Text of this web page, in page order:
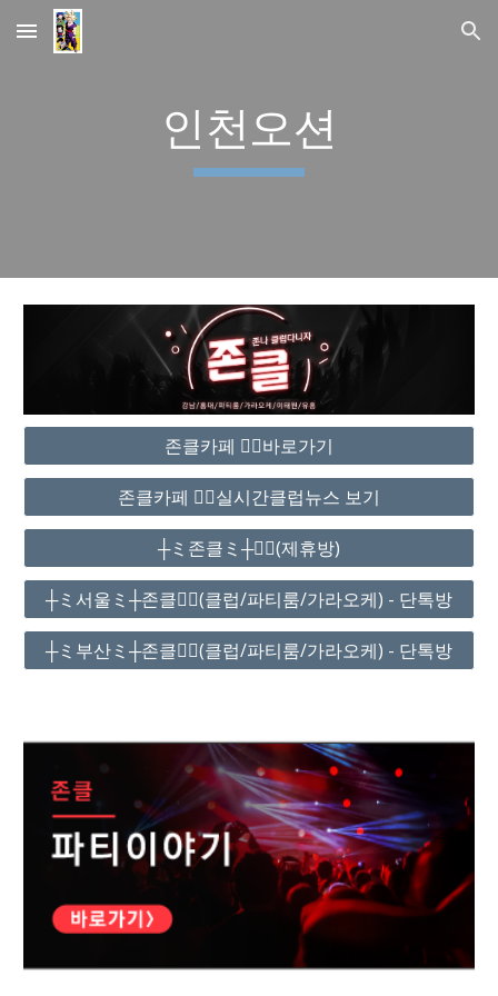
Skip to main content Skip to navigation
인천오션
존클카페 ❤️‍🔥바로가기
존클카페 ❤️‍🔥실시간클럽뉴스 보기
┼ミ존클ミ┼❤️‍🔥(제휴방)
┼ミ서울ミ┼존클❤️‍🔥(클럽/파티룸/가라오케) - 단톡방
┼ミ부산ミ┼존클❤️‍🔥(클럽/파티룸/가라오케) - 단톡방